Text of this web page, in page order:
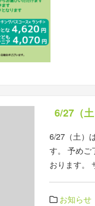
6/27（
6/27（土）
す。 予めご
おります
お知らせ